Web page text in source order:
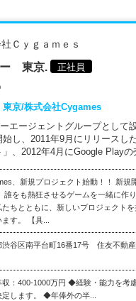
Ｃｙｇａｍｅｓ
ー 東京. 正社員
京/株式会社Cygames
エージェントグループとして
し、2011年9月にリリースし
」、2012年4月にGoogle Playの
、新規プロジェクト始動！！ 新規
誰をも熱狂させるゲームを一緒に作
たちとともに、新しいプロジェクト
す。 【具...
渋谷区南平台町16番17号 住友不動
収：400-1000万円 ◆経験・能力を考
定します。 ◆年俸外の半...